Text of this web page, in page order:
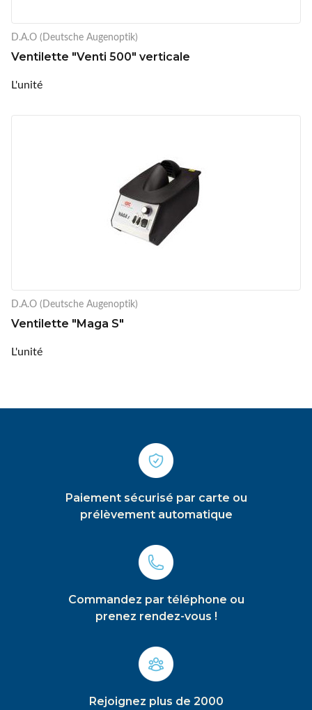
D.A.O (Deutsche Augenoptik)
Ventilette "Venti 500" verticale
L'unité
D.A.O (Deutsche Augenoptik)
Ventilette "Maga S"
L'unité
Paiement sécurisé par carte ou
prélèvement automatique
Commandez par téléphone ou
prenez rendez-vous !
Rejoignez plus de 2000